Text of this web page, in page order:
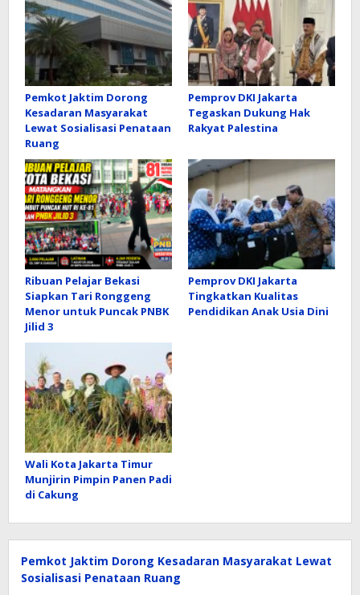
Pemkot Jaktim Dorong
Kesadaran Masyarakat
Lewat Sosialisasi Penataan
Ruang
Pemprov DKI Jakarta
Tegaskan Dukung Hak
Rakyat Palestina
Ribuan Pelajar Bekasi
Siapkan Tari Ronggeng
Menor untuk Puncak PNBK
Jilid 3
Pemprov DKI Jakarta
Tingkatkan Kualitas
Pendidikan Anak Usia Dini
Wali Kota Jakarta Timur
Munjirin Pimpin Panen Padi
di Cakung
Pemkot Jaktim Dorong Kesadaran Masyarakat Lewat
Sosialisasi Penataan Ruang